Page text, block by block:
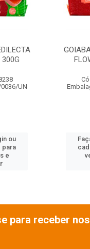
300G
UN
ou
para
e
para receber